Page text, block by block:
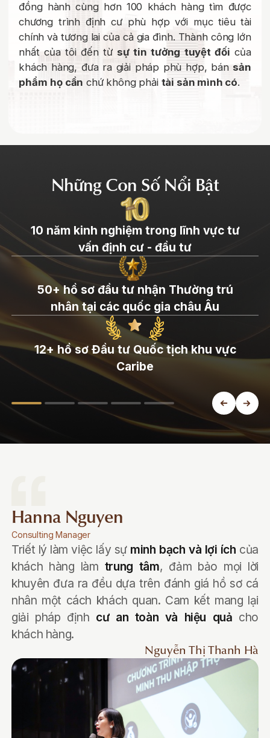
đồng hành cùng hơn 100 khách hàng tìm được
chương trình định cư phù hợp với mục tiêu tài
chính và tương lai của cả gia đình. Thành công lớn
nhất của tôi đến từ sự tin tưởng tuyệt đối của
khách hàng, đưa ra giải pháp phù hợp, bánsản
phẩm họ cần chứ không phải tài sản mình có.
Những Con Số Nổi Bật
10 năm kinh nghiệm trong lĩnh vực tư
vấn định cư - đầu tư
50+ hồ sơ đầu tư nhận Thường trú
nhân tại các quốc gia châu Âu
12+ hồ sơ Đầu tư Quốc tịch khu vực
Caribe
Hanna Nguyen
Consulting Manager
Triết lý làm việc lấy sự minh bạch và lợi ích của
khách hàng làm trung tâm, đảm bảo mọi lời
khuyên đưa ra đều dựa trên đánh giá hồ sơ cá
nhân một cách khách quan. Cam kết mang lại
giải pháp định cư an toàn và hiệu quả cho
khách hàng.
Nguyễn Thị Thanh Hà